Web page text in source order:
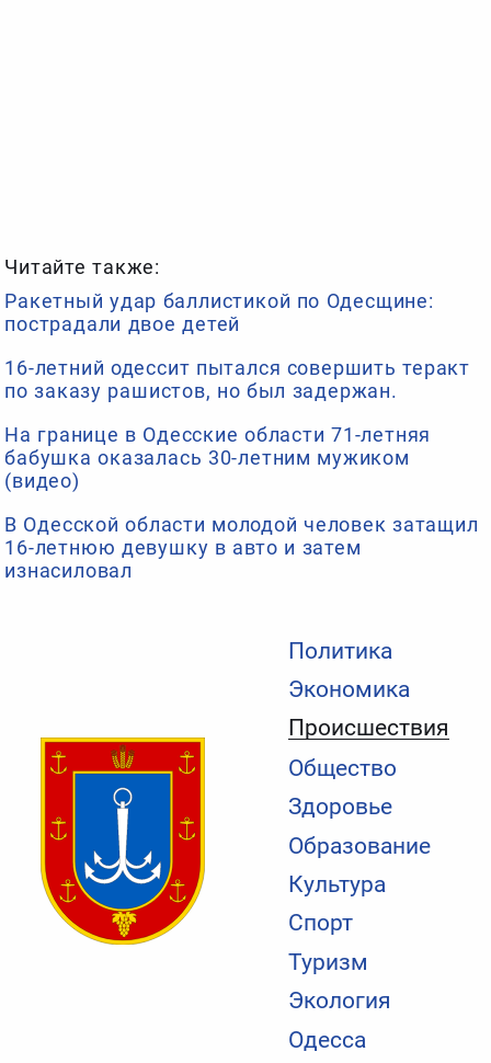
Политика
Экономика
Происшествия
Общество
Здоровье
Образование
Культура
Спорт
Туризм
Экология
Одесса
Читайте также:
Ракетный удар баллистикой по Одесщине:
пострадали двое детей
16-летний одессит пытался совершить теракт
по заказу рашистов, но был задержан.
На границе в Одесские области 71-летняя
бабушка оказалась 30-летним мужиком
(видео)
В Одесской области молодой человек затащил
16-летнюю девушку в авто и затем
изнасиловал